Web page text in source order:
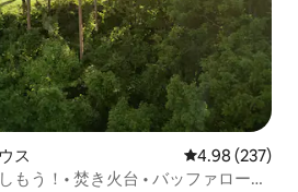
ス レビュー237
4.98 (237)
もう！• 焚き火台 • バッファローと